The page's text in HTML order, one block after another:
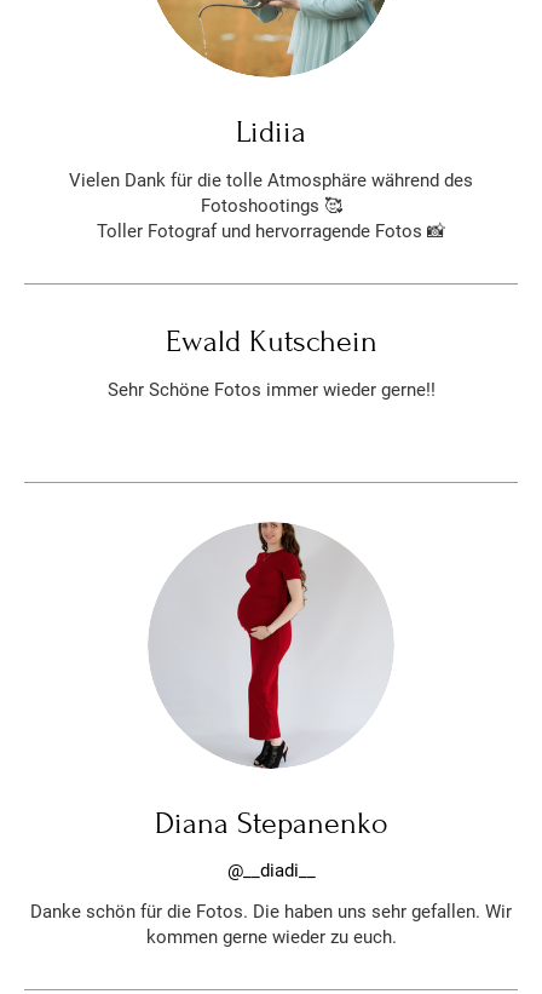
Lidiia
Vielen Dank für die tolle Atmosphäre während des
Fotoshootings 🥰
Toller Fotograf und hervorragende Fotos 📸
Ewald Kutschein
Sehr Schöne Fotos immer wieder gerne!!
Diana Stepanenko
@__diadi__
Danke schön für die Fotos. Die haben uns sehr gefallen. Wir
kommen gerne wieder zu euch.